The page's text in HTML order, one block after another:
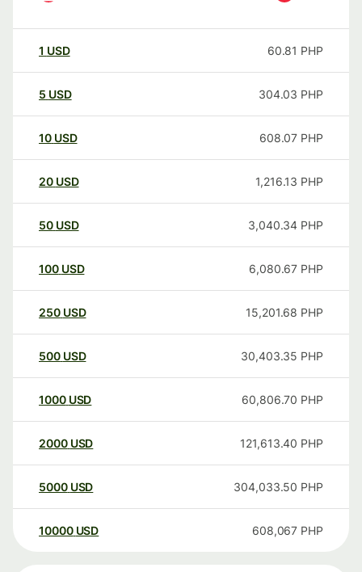
1 USD 60.81 PHP
5 USD 304.03 PHP
10 USD 608.07 PHP
20 USD 1,216.13 PHP
50 USD 3,040.34 PHP
100 USD 6,080.67 PHP
250 USD 15,201.68 PHP
500 USD 30,403.35 PHP
1000 USD 60,806.70 PHP
2000 USD 121,613.40 PHP
5000 USD 304,033.50 PHP
10000 USD 608,067 PHP